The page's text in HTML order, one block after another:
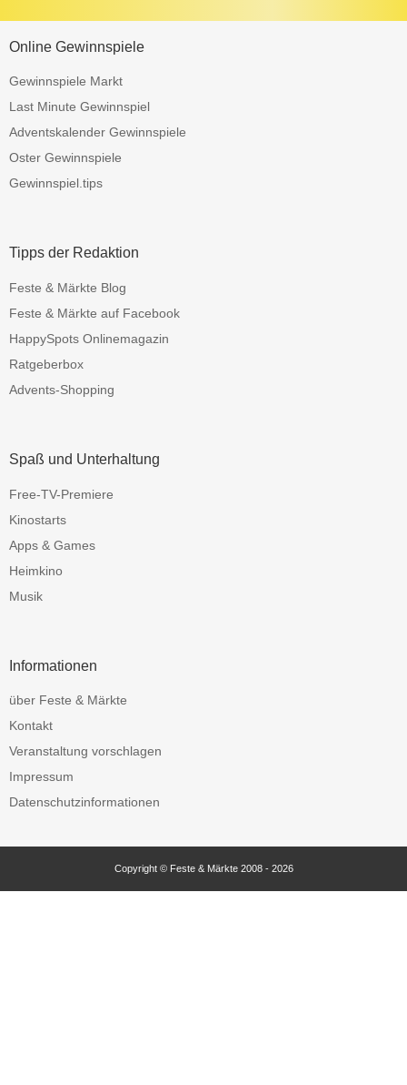
Online Gewinnspiele
Gewinnspiele Markt
Last Minute Gewinnspiel
Adventskalender Gewinnspiele
Oster Gewinnspiele
Gewinnspiel.tips
Tipps der Redaktion
Feste & Märkte Blog
Feste & Märkte auf Facebook
HappySpots Onlinemagazin
Ratgeberbox
Advents-Shopping
Spaß und Unterhaltung
Free-TV-Premiere
Kinostarts
Apps & Games
Heimkino
Musik
Informationen
über Feste & Märkte
Kontakt
Veranstaltung vorschlagen
Impressum
Datenschutzinformationen
Copyright © Feste & Märkte 2008 - 2026